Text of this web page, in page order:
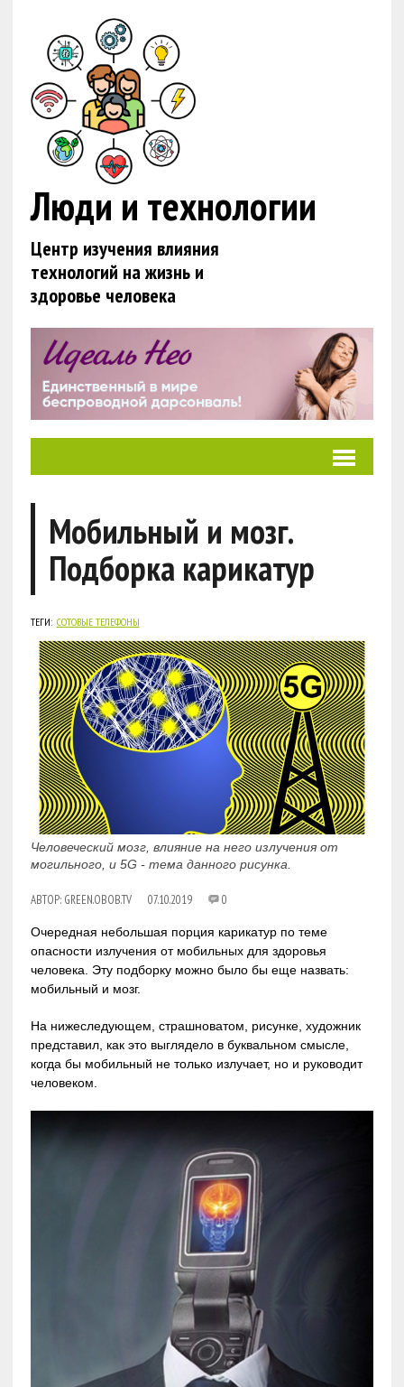
Люди и технологии
Центр изучения влияния
технологий на жизнь и
здоровье человека
Мобильный и мозг.
Подборка карикатур
ТЕГИ: СОТОВЫЕ ТЕЛЕФОНЫ
Человеческий мозг, влияние на него излучения от
могильного, и 5G - тема данного рисунка.
АВТОР: GREEN.OBOB.TV 07.10.2019 0
Очередная небольшая порция карикатур по теме
опасности излучения от мобильных для здоровья
человека. Эту подборку можно было бы еще назвать:
мобильный и мозг.
На нижеследующем, страшноватом, рисунке, художник
представил, как это выглядело в буквальном смысле,
когда бы мобильный не только излучает, но и руководит
человеком.